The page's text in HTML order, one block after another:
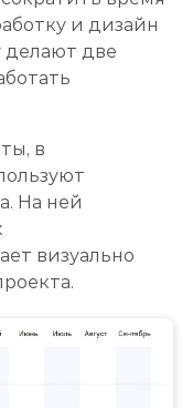
и дизайн
делают две
в
На ней
визуально